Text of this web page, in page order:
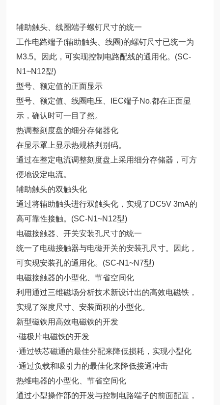
辅助触头、线圈端子螺钉尺寸的统一
工作电路端子(辅助触头、线圈)的螺钉尺寸已统一为
M3.5。因此，可实现控制电路配线的通用化。(SC-
N1~N12型)
型号、额定值的正面显示
型号、额定值、线圈电压、IEC端子No.都在正面显
示，确认时可一目了然。
热调整刻度盘的细分存储器化
在显示罩上显示热规格判别码。
通过在整定电流调整刻度盘上采用细分存储器，可方
便地设定电流。
辅助触头的双触头化
通过将辅助触头进行双触头化，实现了DC5V 3mA的
高可靠性接触。(SC-N1~N12型)
电磁接触器、开关安装孔尺寸的统一
统一了电磁接触器与电磁开关的安装孔尺寸。因此，
可实现安装孔的通用化。(SC-N1~N7型)
电磁接触器的小型化、节省空间化
利用通过三维磁场分析技术新设计出的高效电磁铁，
实现了深度尺寸、安装面积的小型化。
新型磁铁用高效电磁铁的开发
·磁极片电磁铁的开发
·通过铁芯磁通的最佳分配来降低损耗，实现小型化
·通过负载和吸引力的最佳化来降低接通冲击
热维电器的小型化、节省空间化
通过小型操作部的开发与控制电路端子的前面配置，